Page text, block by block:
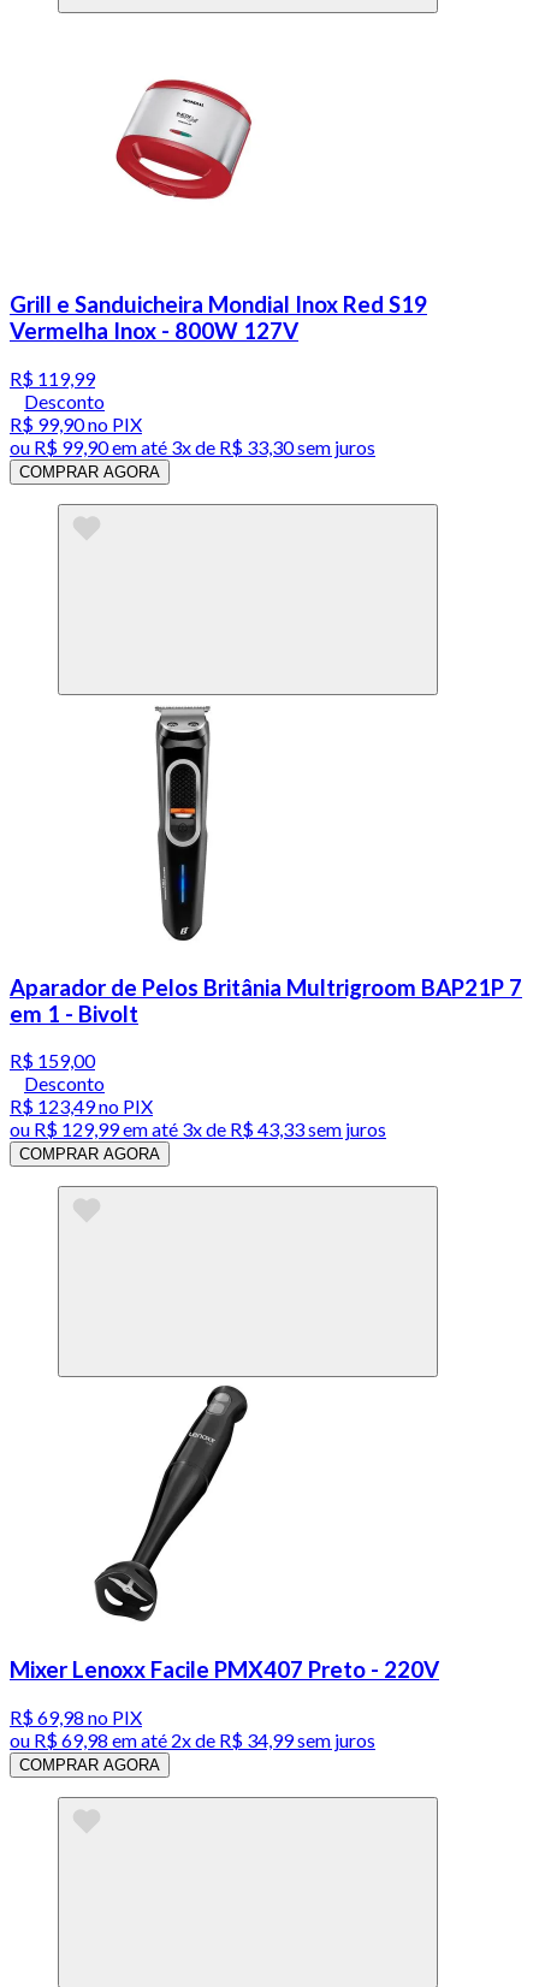
Grill e Sanduicheira Mondial Inox Red S19
Vermelha Inox - 800W 127V
R$ 119,99
Desconto
R$ 99,90no PIX
ou R$ 99,90em até 3x de R$ 33,30 sem juros
COMPRAR AGORA
Aparador de Pelos Britânia Multrigroom BAP21P 7
em 1 - Bivolt
R$ 159,00
Desconto
R$ 123,49no PIX
ou R$ 129,99em até 3x de R$ 43,33 sem juros
COMPRAR AGORA
Mixer Lenoxx Facile PMX407 Preto - 220V
R$ 69,98 no PIX
ou R$ 69,98 em até 2x de R$ 34,99 sem juros
COMPRAR AGORA